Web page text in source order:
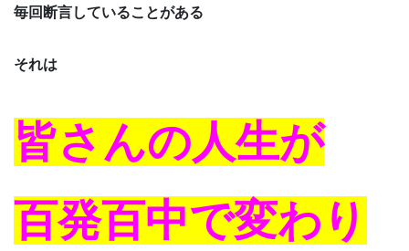
毎回断言していることがある
それは
皆さんの人生が
百発百中で変わり